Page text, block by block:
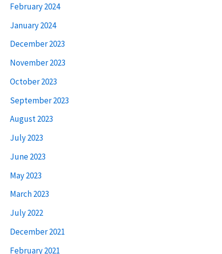
February 2024
January 2024
December 2023
November 2023
October 2023
September 2023
August 2023
July 2023
June 2023
May 2023
March 2023
July 2022
December 2021
February 2021